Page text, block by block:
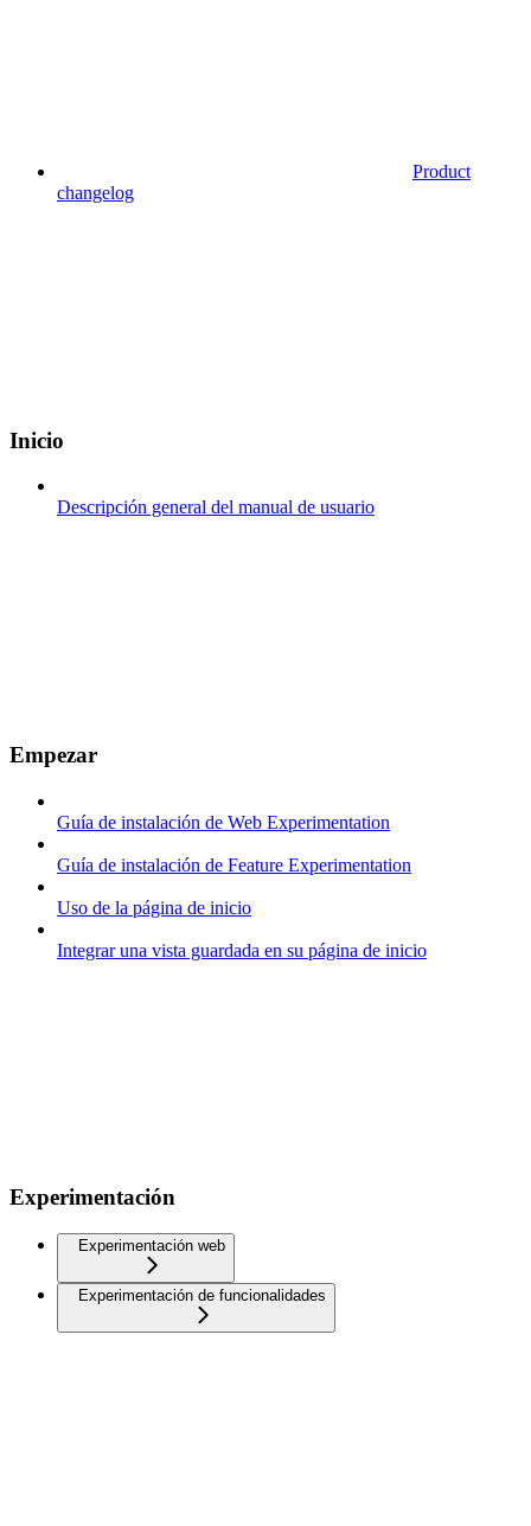
Product
changelog
Inicio
Descripción general del manual de usuario
Empezar
Guía de instalación de Web Experimentation
Guía de instalación de Feature Experimentation
Uso de la página de inicio
Integrar una vista guardada en su página de inicio
Experimentación
Experimentación web
Experimentación de funcionalidades